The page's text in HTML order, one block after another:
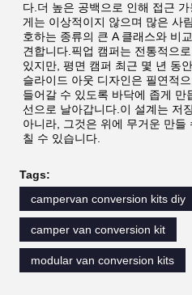
다.더 높은 공백으로 인해 접근
게는 이상적이지 않으며 많은 사
호하는 종류의 큰 A 클래스와 비
견합니다.픽업 캠퍼는 전통적으
있지만, 평면 캠퍼 최근 몇 년 동
슬라이드 아웃 디자인은 필연적
들어갈 수 있도록 바닥에 좁게 만
선으로 날아갑니다.이 설계는 저
아니라, 그것은 위에 무거운 만들
칠 수 있습니다.
Tags:
campervan conversion kits diy
camper van conversion kit
modular van conversion kits